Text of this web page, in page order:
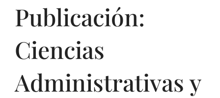
Publicación:
Ciencias
Administrativas y